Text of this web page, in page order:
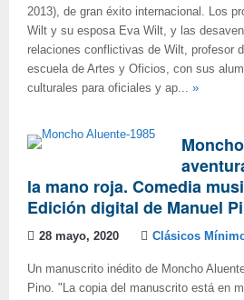
2013), de gran éxito internacional. Los
Wilt y su esposa Eva Wilt, y las
relaciones conflictivas de Wilt, profesor
escuela de Artes y Oficios, con sus
culturales para oficiales y ap... »
la mano roja. Comedia
Edición digital de Manuel
28 mayo, 2020 Clásicos
Un manuscrito inédito de Moncho
Pino. "La copia del manuscrito está en